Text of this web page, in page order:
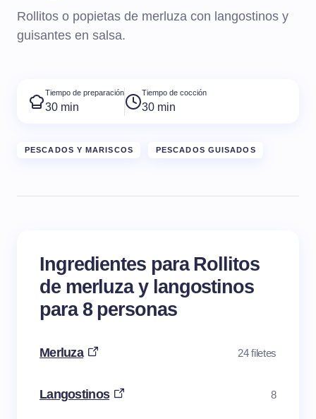
Rollitos o popietas de merluza con langostinos y
guisantes en salsa.
Tiempo de preparación
30 min
Tiempo de cocción
30 min
PESCADOS Y MARISCOS PESCADOS GUISADOS
Ingredientes para Rollitos
de merluza y langostinos
para 8 personas
Merluza 24 filetes
Langostinos 8